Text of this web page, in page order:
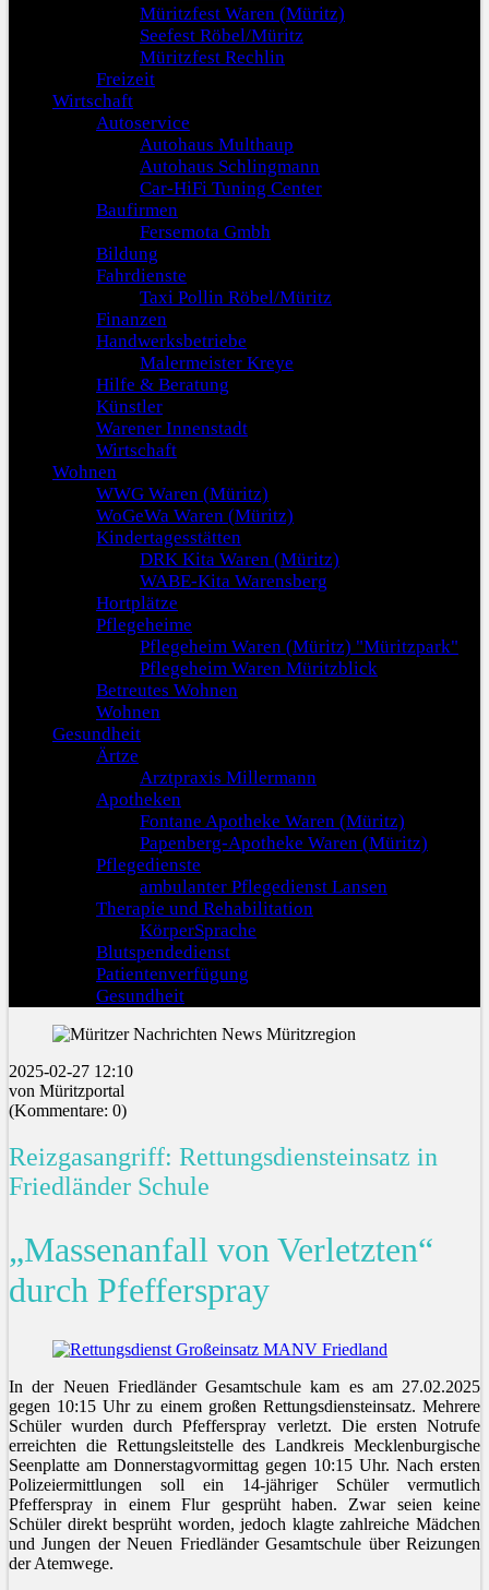
Müritzfest Waren (Müritz)
Seefest Röbel/Müritz
Müritzfest Rechlin
Freizeit
Wirtschaft
Autoservice
Autohaus Multhaup
Autohaus Schlingmann
Car-HiFi Tuning Center
Baufirmen
Fersemota Gmbh
Bildung
Fahrdienste
Taxi Pollin Röbel/Müritz
Finanzen
Handwerksbetriebe
Malermeister Kreye
Hilfe & Beratung
Künstler
Warener Innenstadt
Wirtschaft
Wohnen
WWG Waren (Müritz)
WoGeWa Waren (Müritz)
Kindertagesstätten
DRK Kita Waren (Müritz)
WABE-Kita Warensberg
Hortplätze
Pflegeheime
Pflegeheim Waren (Müritz) "Müritzpark"
Pflegeheim Waren Müritzblick
Betreutes Wohnen
Wohnen
Gesundheit
Ärtze
Arztpraxis Millermann
Apotheken
Fontane Apotheke Waren (Müritz)
Papenberg-Apotheke Waren (Müritz)
Pflegedienste
ambulanter Pflegedienst Lansen
Therapie und Rehabilitation
KörperSprache
Blutspendedienst
Patientenverfügung
Gesundheit
2025-02-27 12:10
von Müritzportal
(Kommentare: 0)
Reizgasangriff: Rettungsdiensteinsatz in
Friedländer Schule
„Massenanfall von Verletzten“
durch Pfefferspray
In der Neuen Friedländer Gesamtschule kam es am 27.02.2025
gegen 10:15 Uhr zu einem großen Rettungsdiensteinsatz. Mehrere
Schüler wurden durch Pfefferspray verletzt. Die ersten Notrufe
erreichten die Rettungsleitstelle des Landkreis Mecklenburgische
Seenplatte am Donnerstagvormittag gegen 10:15 Uhr. Nach ersten
Polizeiermittlungen soll ein 14-jähriger Schüler vermutlich
Pfefferspray in einem Flur gesprüht haben. Zwar seien keine
Schüler direkt besprüht worden, jedoch klagte zahlreiche Mädchen
und Jungen der Neuen Friedländer Gesamtschule über Reizungen
der Atemwege.